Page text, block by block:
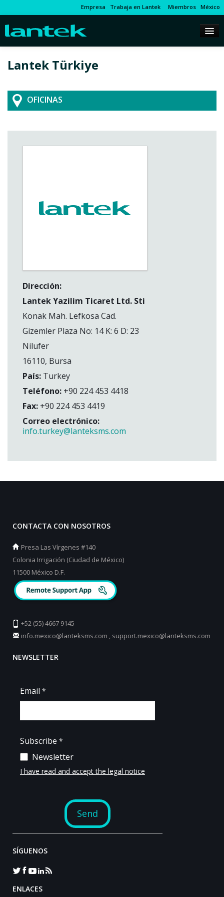
Empresa Trabaja en Lantek Miembros México
Lantek Türkiye
OFICINAS
Dirección:
Lantek Yazilim Ticaret Ltd. Sti
Konak Mah. Lefkosa Cad.
Gizemler Plaza No: 14 K: 6 D: 23
Nilufer
16110, Bursa
País: Turkey
Teléfono: +90 224 453 4418
Fax: +90 224 453 4419
Correo electrónico:
info.turkey@lanteksms.com
CONTACTA CON NOSOTROS
Presa Las Vírgenes #140
Colonia Irrigación (Ciudad de México)
11500 México D.F.
+52 (55) 4667 9145
info.mexico@lanteksms.com
support.mexico@lanteksms.com
NEWSLETTER
SÍGUENOS
ENLACES